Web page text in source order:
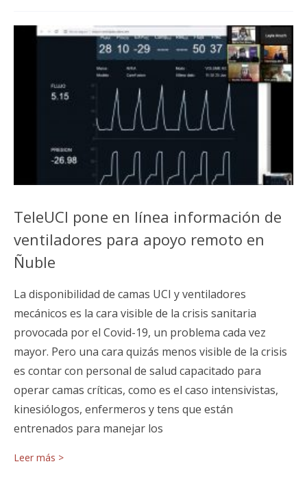
TeleUCI pone en línea información de
ventiladores para apoyo remoto en
Ñuble
La disponibilidad de camas UCI y ventiladores
mecánicos es la cara visible de la crisis sanitaria
provocada por el Covid-19, un problema cada vez
mayor. Pero una cara quizás menos visible de la crisis
es contar con personal de salud capacitado para
operar camas críticas, como es el caso intensivistas,
kinesiólogos, enfermeros y tens que están
entrenados para manejar los
Leer más >